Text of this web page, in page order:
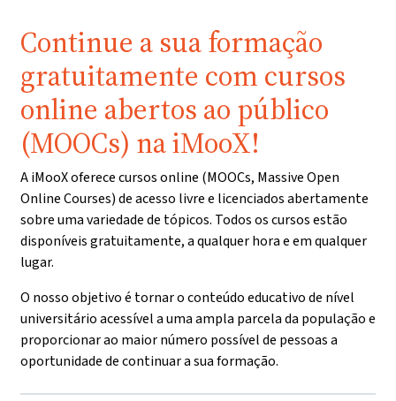
Continue a sua formação
gratuitamente com cursos
online abertos ao público
(MOOCs) na iMooX!
A iMooX oferece cursos online (MOOCs, Massive Open
Online Courses) de acesso livre e licenciados abertamente
sobre uma variedade de tópicos. Todos os cursos estão
disponíveis gratuitamente, a qualquer hora e em qualquer
lugar.
O nosso objetivo é tornar o conteúdo educativo de nível
universitário acessível a uma ampla parcela da população e
proporcionar ao maior número possível de pessoas a
oportunidade de continuar a sua formação.